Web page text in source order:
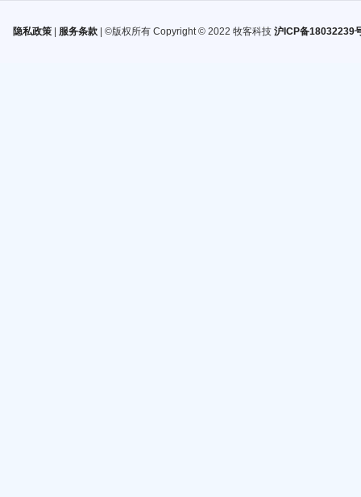
隐私政策| 服务条款| ©版权所有 Copyright © 2022 牧客科技 沪ICP备18032239